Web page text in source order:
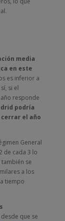
media
en este
es inferior a
si el
responde
podría
el año
General
de cada 3 lo
también se
a los
tiempo
que se